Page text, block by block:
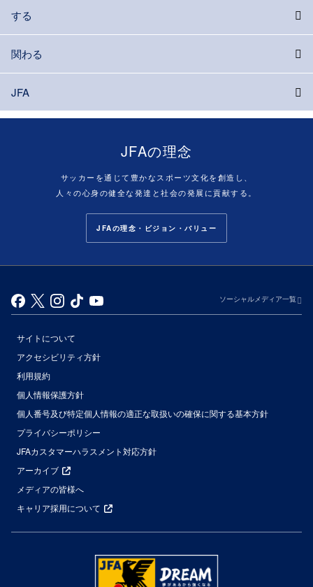
する
関わる
JFA
JFAの理念
サッカーを通じて豊かなスポーツ文化を創造し、
人々の心身の健全な発達と社会の発展に貢献する。
JFAの理念・ビジョン・バリュー
ソーシャルメディア一覧
サイトについて
アクセシビリティ方針
利用規約
個人情報保護方針
個人番号及び特定個人情報の適正な取扱いの確保に関する基本方針
プライバシーポリシー
JFAカスタマーハラスメント対応方針
アーカイブ
メディアの皆様へ
キャリア採用について